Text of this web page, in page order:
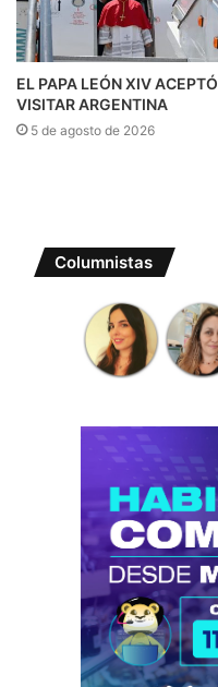
EL PAPA LEÓN XIV ACEPTÓ
VISITAR ARGENTINA
5 de agosto de 2026
Columnistas